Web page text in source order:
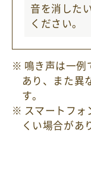
音を消した
ください。
鳴き声は一例
あり、また異
す。
スマートフ
くい場合があ